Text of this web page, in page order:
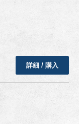
詳細 / 購入